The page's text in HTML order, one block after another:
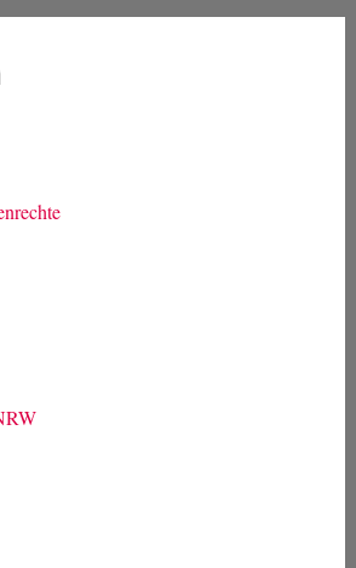
koelnhbf Leistungsschutzrecht LfM lsr
Vectoring